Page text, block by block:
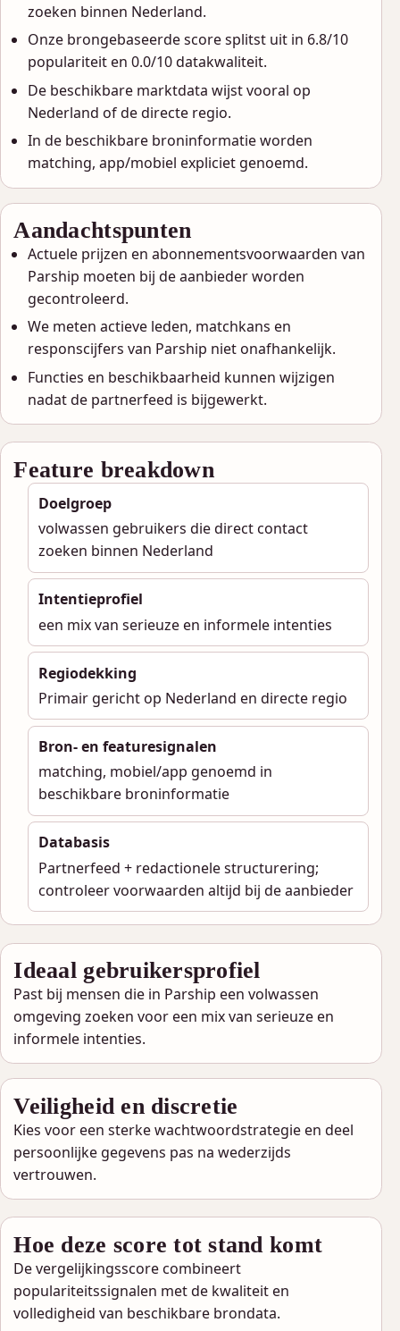
zoeken binnen Nederland.
Onze brongebaseerde score splitst uit in 6.8/10
populariteit en 0.0/10 datakwaliteit.
De beschikbare marktdata wijst vooral op
Nederland of de directe regio.
In de beschikbare broninformatie worden
matching, app/mobiel expliciet genoemd.
Aandachtspunten
Actuele prijzen en abonnementsvoorwaarden van
Parship moeten bij de aanbieder worden
gecontroleerd.
We meten actieve leden, matchkans en
responscijfers van Parship niet onafhankelijk.
Functies en beschikbaarheid kunnen wijzigen
nadat de partnerfeed is bijgewerkt.
Feature breakdown
Doelgroep
volwassen gebruikers die direct contact
zoeken binnen Nederland
Intentieprofiel
een mix van serieuze en informele intenties
Regiodekking
Primair gericht op Nederland en directe regio
Bron- en featuresignalen
matching, mobiel/app genoemd in
beschikbare broninformatie
Databasis
Partnerfeed + redactionele structurering;
controleer voorwaarden altijd bij de aanbieder
Ideaal gebruikersprofiel
Past bij mensen die in Parship een volwassen
omgeving zoeken voor een mix van serieuze en
informele intenties.
Veiligheid en discretie
Kies voor een sterke wachtwoordstrategie en deel
persoonlijke gegevens pas na wederzijds
vertrouwen.
Hoe deze score tot stand komt
De vergelijkingsscore combineert
populariteitssignalen met de kwaliteit en
volledigheid van beschikbare brondata.